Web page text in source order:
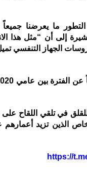
ما يعرضنا جميعاً
إلى أن “مثل هذا
الجهاز التنفسي
في تلقي اللقاح على